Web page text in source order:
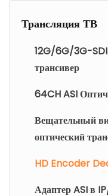
Трансляция ТВ
12G/6G/3G-SDI
трансивер
64CH ASI
Вещательный
оптический
HD Encoder
Адаптер ASI в